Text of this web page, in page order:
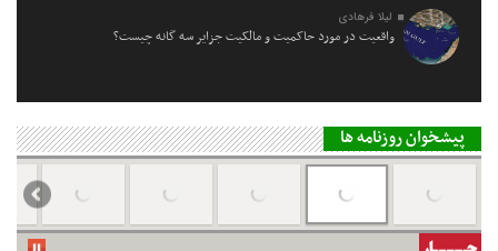
لیلا فرهادی
واقعیت در مورد حاکمیت و مالکیت جزایر سه گانه چیست؟
پیشخوان روزنامه ها